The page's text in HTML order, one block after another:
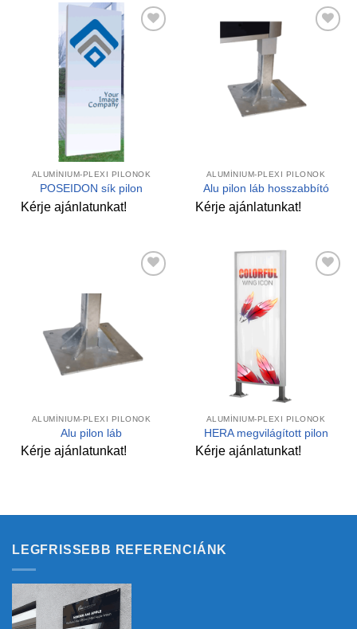
Kedvencekhez
ALUMÍNIUM-PLEXI PILONOK
POSEIDON sík pilon
Kérje ajánlatunkat!
Kedvencekhez
ALUMÍNIUM-PLEXI PILONOK
Alu pilon láb hosszabbító
Kérje ajánlatunkat!
ALUMÍNIUM-PLEXI PILONOK
Alu pilon láb
Kérje ajánlatunkat!
ALUMÍNIUM-PLEXI PILONOK
HERA megvilágított pilon
Kérje ajánlatunkat!
LEGFRISSEBB REFERENCIÁNK